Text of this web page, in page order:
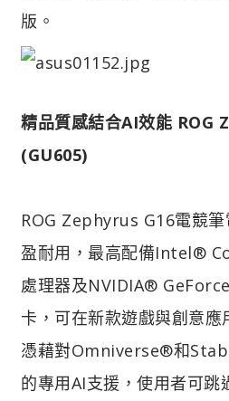
版。
精品質感結合AI效能 ROG
(GU605)
ROG Zephyrus G16電競
盈耐用，最高配備Intel®
處理器及NVIDIA®
卡，可在新款遊戲與創意應
憑藉對Omniverse®和
的專用AI支援，使用者可跳